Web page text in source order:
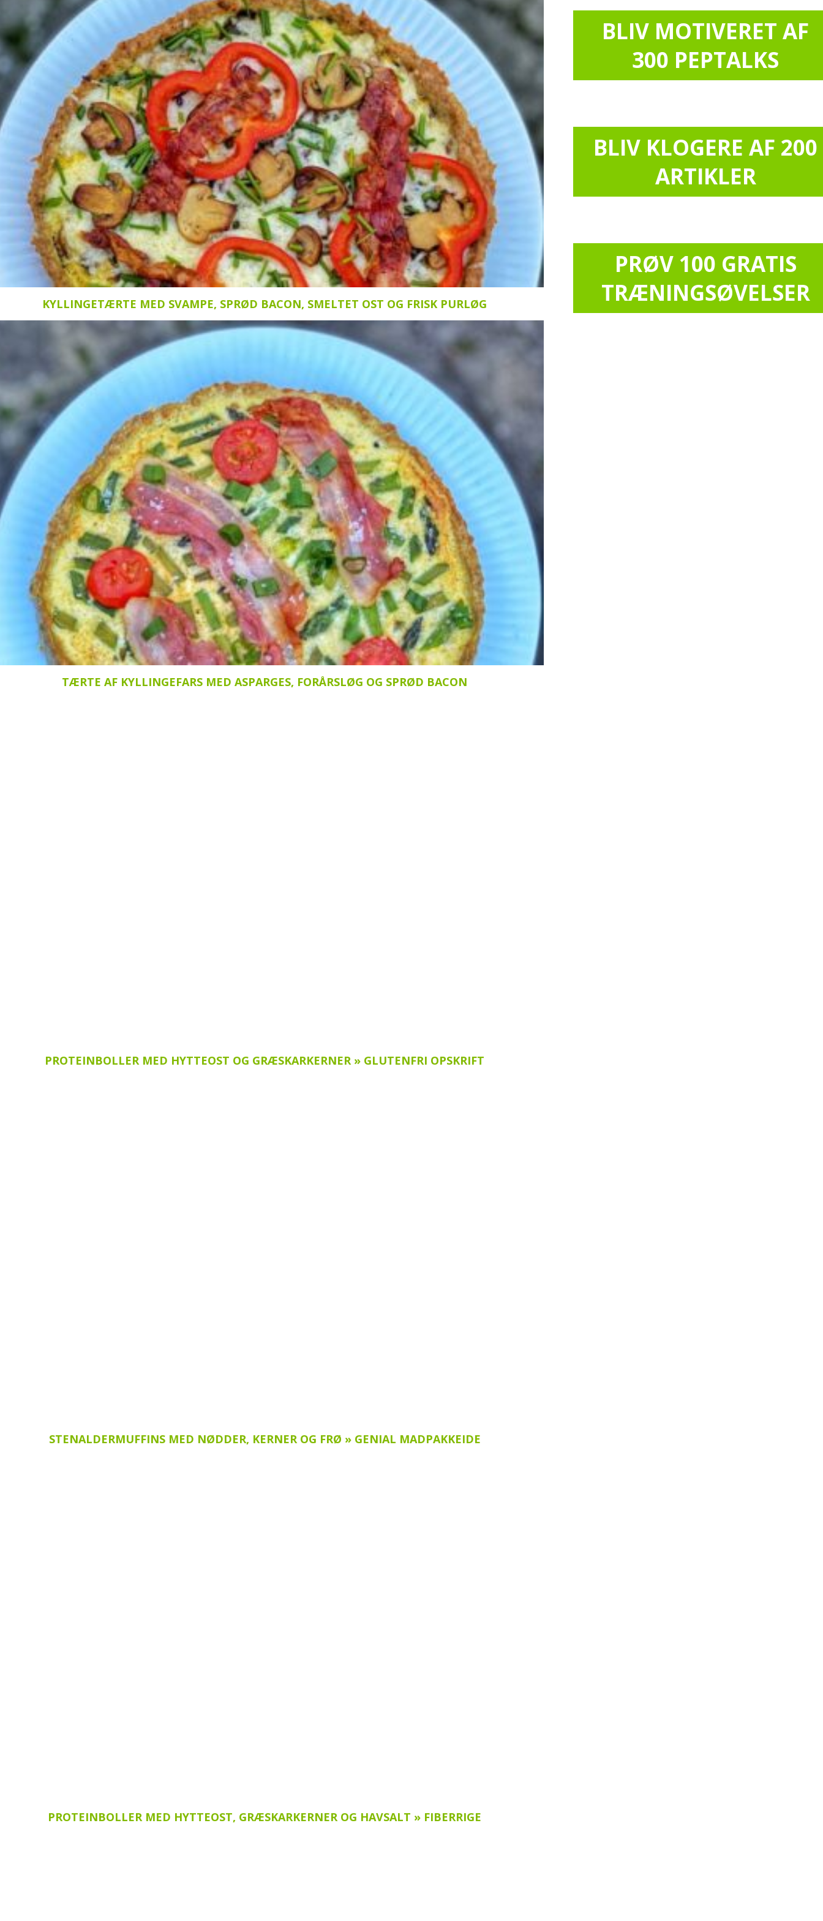
inspirerer
dig
til
et
bedre
liv!
KYLLINGETÆRTE MED SVAMPE, SPRØD BACON, SMELTET OST OG FRISK PURLØG
TÆRTE AF KYLLINGEFARS MED ASPARGES, FORÅRSLØG OG SPRØD BACON
PROTEINBOLLER MED HYTTEOST OG GRÆSKARKERNER » GLUTENFRI OPSKRIFT
STENALDERMUFFINS MED NØDDER, KERNER OG FRØ » GENIAL MADPAKKEIDE
PROTEINBOLLER MED HYTTEOST, GRÆSKARKERNER OG HAVSALT » FIBERRIGE
BLIV MOTIVERET AF
300 PEPTALKS
BLIV KLOGERE AF 200
ARTIKLER
PRØV 100 GRATIS
TRÆNINGSØVELSER